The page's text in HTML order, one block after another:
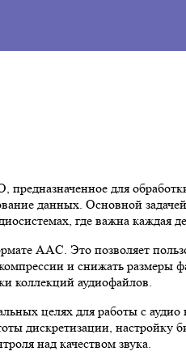
предназначенное для
данных. Основной
где важна каждая
AAC. Это позволяет
и снижать размеры
коллекций аудиофайлов.
целях для работы с
дискретизации,
над качеством звука.